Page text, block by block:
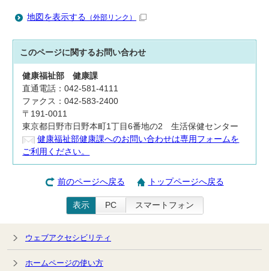
地図を表示する （外部リンク）
このページに関するお問い合わせ
健康福祉部健康課
直通電話：042-581-4111
ファクス：042-583-2400
〒191-0011
東京都日野市日野本町1丁目6番地の2 生活保健センター
健康福祉部健康課へのお問い合わせは専用フォームを
ご利用ください。
前のページへ戻る トップページへ戻る
表示 PC スマートフォン
ウェブアクセシビリティ
ホームページの使い方